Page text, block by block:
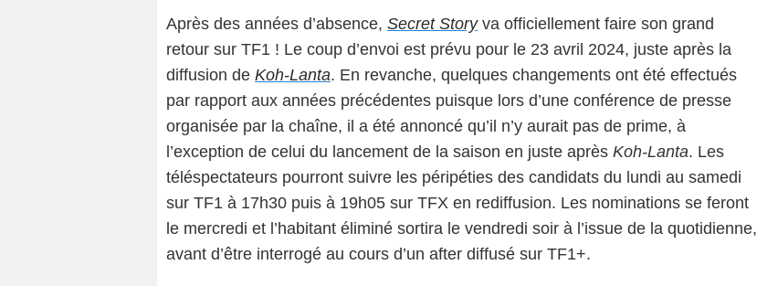
Après des années d’absence, Secret Story va officiellement faire son grand
retour sur TF1 ! Le coup d’envoi est prévu pour le 23 avril 2024, juste après la
diffusion de Koh-Lanta. En revanche, quelques changements ont été effectués
par rapport aux années précédentes puisque lors d’une conférence de presse
organisée par la chaîne, il a été annoncé qu’il n’y aurait pas de prime, à
l’exception de celui du lancement de la saison en juste après Koh-Lanta. Les
téléspectateurs pourront suivre les péripéties des candidats du lundi au samedi
sur TF1 à 17h30 puis à 19h05 sur TFX en rediffusion. Les nominations se feront
le mercredi et l’habitant éliminé sortira le vendredi soir à l’issue de la quotidienne,
avant d’être interrogé au cours d’un after diffusé sur TF1+.